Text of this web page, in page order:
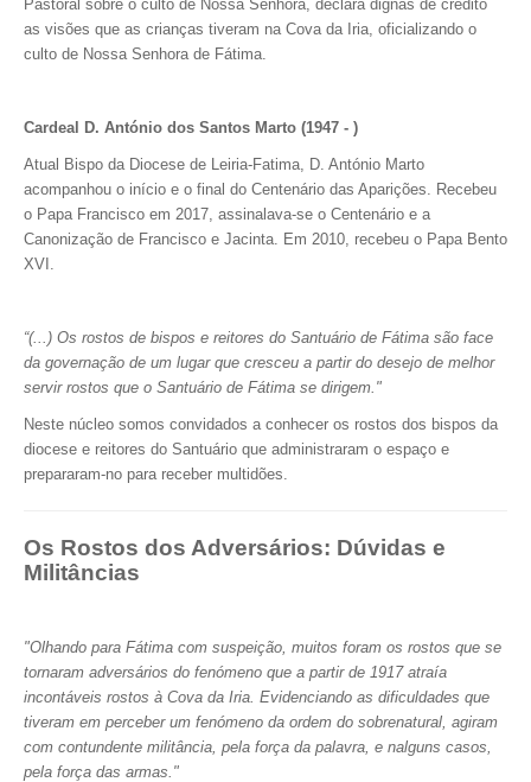
Pastoral sobre o culto de Nossa Senhora, declara dignas de crédito
as visões que as crianças tiveram na Cova da Iria, oficializando o
culto de Nossa Senhora de Fátima.
Cardeal D. António dos Santos Marto (1947 - )
Atual Bispo da Diocese de Leiria-Fatima, D. António Marto
acompanhou o início e o final do Centenário das Aparições. Recebeu
o Papa Francisco em 2017, assinalava-se o Centenário e a
Canonização de Francisco e Jacinta. Em 2010, recebeu o Papa Bento
XVI.
“(...) Os rostos de bispos e reitores do Santuário de Fátima são face
da governação de um lugar que cresceu a partir do desejo de melhor
servir rostos que o Santuário de Fátima se dirigem."
Neste núcleo somos convidados a conhecer os rostos dos bispos da
diocese e reitores do Santuário que administraram o espaço e
prepararam-no para receber multidões.
Os Rostos dos Adversários: Dúvidas e
Militâncias
"Olhando para Fátima com suspeição, muitos foram os rostos que se
tornaram adversários do fenómeno que a partir de 1917 atraía
incontáveis rostos à Cova da Iria. Evidenciando as dificuldades que
tiveram em perceber um fenómeno da ordem do sobrenatural, agiram
com contundente militância, pela força da palavra, e nalguns casos,
pela força das armas."